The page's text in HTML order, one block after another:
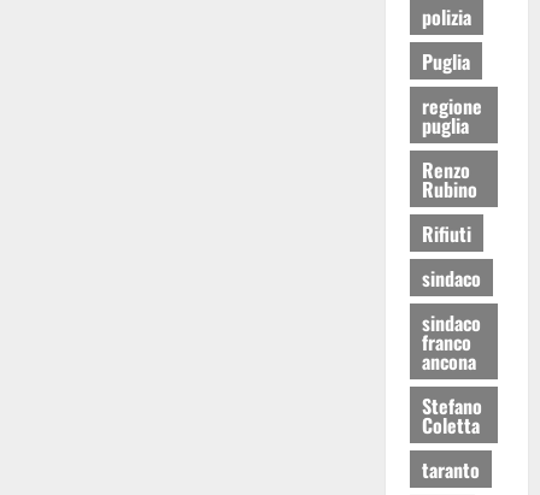
polizia
Puglia
regione
puglia
Renzo
Rubino
Rifiuti
sindaco
sindaco
franco
ancona
Stefano
Coletta
taranto